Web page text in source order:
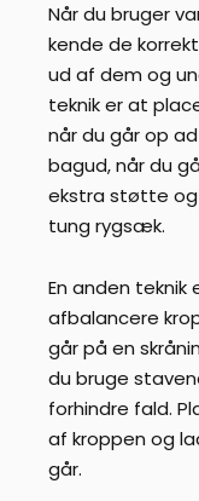
Når du bruger
kende de
ud af dem og
teknik er at
når du går op
bagud, når du
ekstra støtte
tung rygsæk.
En anden
afbalancere
går på en
du bruge
forhindre fald.
af kroppen og
går.